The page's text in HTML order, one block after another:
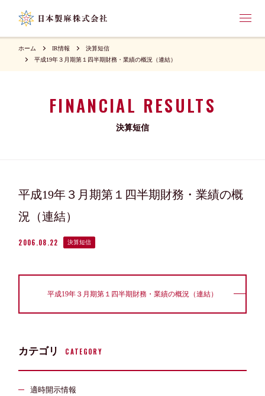
ホーム IR情報
決算短信
平成19年３月期第１四半期財務・業績の概況（連結）
FINANCIAL RESULTS
決算短信
平成19年３月期第１四半期財務・業績の概
況（連結）
2006.08.22 決算短信
平成19年３月期第１四半期財務・業績の概況（連結）
カテゴリ CATEGORY
適時開示情報